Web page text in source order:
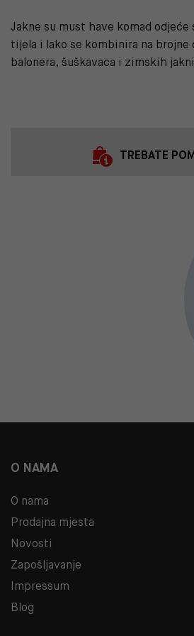
Jakne su must have komad
tijela i lako se kombinira na
balonera, šuškavaca i zimskih
TREBATE
O NAMA
O nama
Prodajna mjesta
Novosti
Zapošljavanje
Impressum
Blog